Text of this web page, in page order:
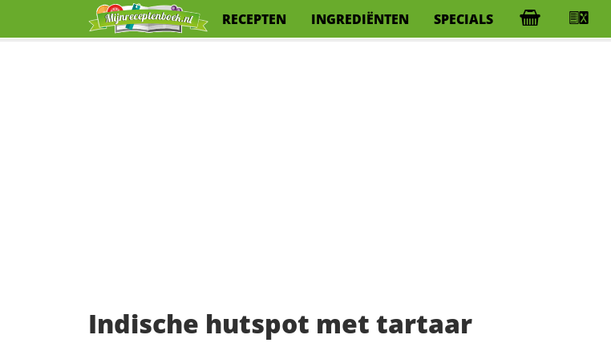
RECEPTEN INGREDIËNTEN SPECIALS
Indische hutspot met tartaar